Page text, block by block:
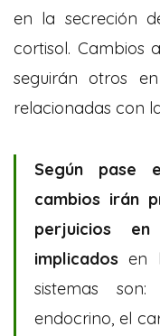
en la secreción
cortisol. Cambios
seguirán otros
relacionadas con
Según pase
cambios irán
perjuicios
implicados en
sistemas
endocrino, el